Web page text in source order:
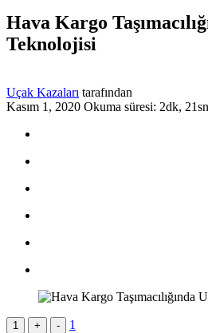
Hava Kargo
Teknolojisi
Uçak Kazaları tarafından
Kasım 1, 2020 Okuma süresi: 2dk, 21sn
1 + - 1